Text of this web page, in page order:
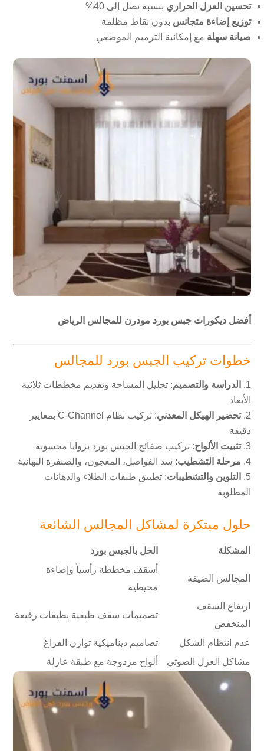
تحسين العزل الحراري بنسبة تصل إلى 40%
توزيع إضاءة متجانس بدون نقاط مظلمة
صيانة سهلة مع إمكانية الترميم الموضعي
أفضل ديكورات جبس بورد مودرن للمجالس الرياض
خطوات تركيب الجبس بورد للمجالس
الدراسة والتصميم: تحليل المساحة وتقديم مخططات ثلاثية
الأبعاد
تحضير الهيكل المعدني
: تركيب نظام C-Channel بمعايير
دقيقة
تثبيت الألواح: تركيب صفائح الجبس بورد بزوايا محسوبة
مرحلة التشطيب: سد الفواصل، المعجون، والصنفرة النهائية
التلوين والتشطيبات: تطبيق طبقات الطلاء والدهانات
المطلوبة
حلول مبتكرة لمشاكل المجالس الشائعة
المشكلة الحل بالجبس بورد
المجالس الضيقة
أسقف مخططة رأسياً وإضاءة
محيطية
ارتفاع السقف
المنخفض
تصميمات سقف طبقية بطبقات رفيعة
عدم انتظام الشكل
تصاميم ديناميكية توازن الفراغ
مشاكل العزل الصوتي
ألواح مزدوجة مع طبقة عازلة